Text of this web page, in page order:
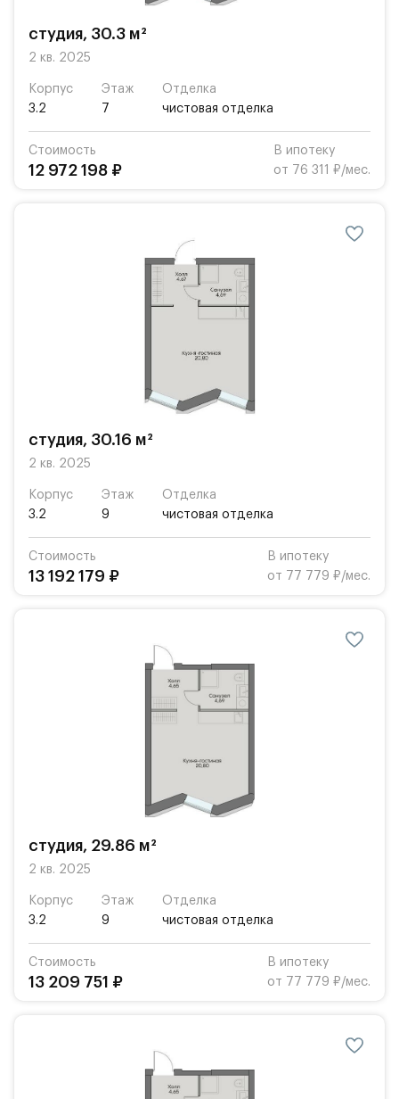
студия, 30.3 м²
2 кв. 2025
Корпус
3.2
Этаж
7
Отделка
чистовая отделка
Стоимость
12 972 198 ₽
В ипотеку
от 76 311 ₽/мес.
студия, 30.16 м²
2 кв. 2025
Корпус
3.2
Этаж
9
Отделка
чистовая отделка
Стоимость
13 192 179 ₽
В ипотеку
от 77 779 ₽/мес.
студия, 29.86 м²
2 кв. 2025
Корпус
3.2
Этаж
9
Отделка
чистовая отделка
Стоимость
13 209 751 ₽
В ипотеку
от 77 779 ₽/мес.